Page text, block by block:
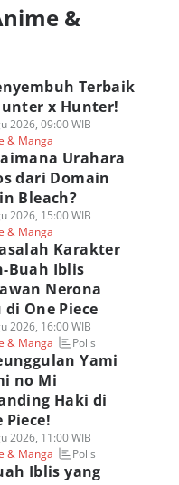
&
Terbaik
x Hunter!
2026, 09:00 WIB
& Manga
Urahara
dari Domain
Bleach?
2026, 15:00 WIB
& Manga
Karakter
Buah Iblis
Nerona
di One Piece
2026, 16:00 WIB
& Manga
Polls
Yami
no Mi
Haki di
Piece!
2026, 11:00 WIB
& Manga
Polls
Iblis yang